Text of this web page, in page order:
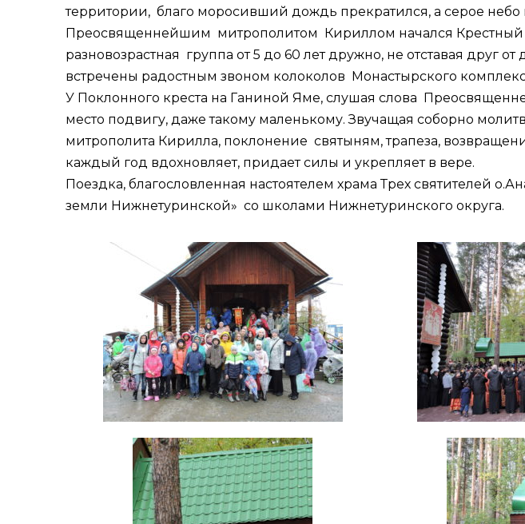
территории, благо моросивший дождь прекратился, а серое
Преосвященнейшим митрополитом Кириллом начался Крестный
разновозрастная группа от 5 до 60 лет дружно, не отставая
встречены радостным звоном колоколов Монастырского
У Поклонного креста на Ганиной Яме, слушая слова
место подвигу, даже такому маленькому. Звучащая соборно
митрополита Кирилла, поклонение святыням, трапеза,
каждый год вдохновляет, придает силы и укрепляет в вере.
Поездка, благословленная настоятелем храма Трех святителей
земли Нижнетуринской» со школами Нижнетуринского округа.